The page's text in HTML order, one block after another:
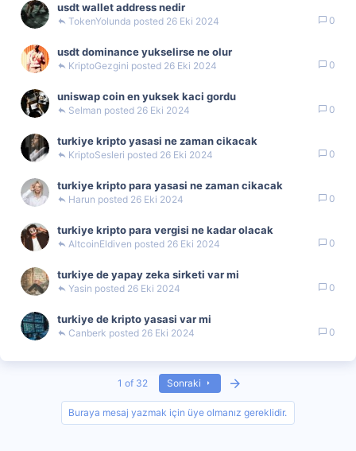
usdt wallet address nedir
0
26 Eki 2024
TokenYolunda
usdt dominance yukselirse ne olur
0
26 Eki 2024
KriptoGezgini
uniswap coin en yuksek kaci gordu
0
26 Eki 2024
Selman
turkiye kripto yasasi ne zaman cikacak
0
26 Eki 2024
KriptoSesleri
turkiye kripto para yasasi ne zaman cikacak
0
26 Eki 2024
Harun
turkiye kripto para vergisi ne kadar olacak
0
26 Eki 2024
AltcoinEldiven
turkiye de yapay zeka sirketi var mi
0
26 Eki 2024
Yasin
turkiye de kripto yasasi var mi
0
26 Eki 2024
Canberk
1 of 32 Sonraki
Buraya mesaj yazmak için üye olmanız gereklidir.